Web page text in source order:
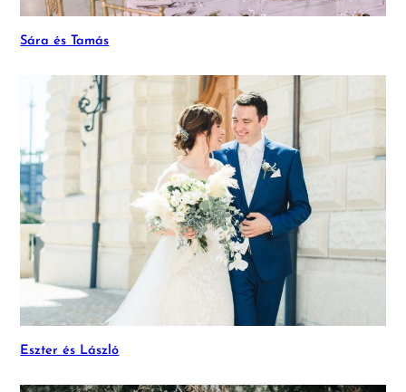
Sára és Tamás
Eszter és László